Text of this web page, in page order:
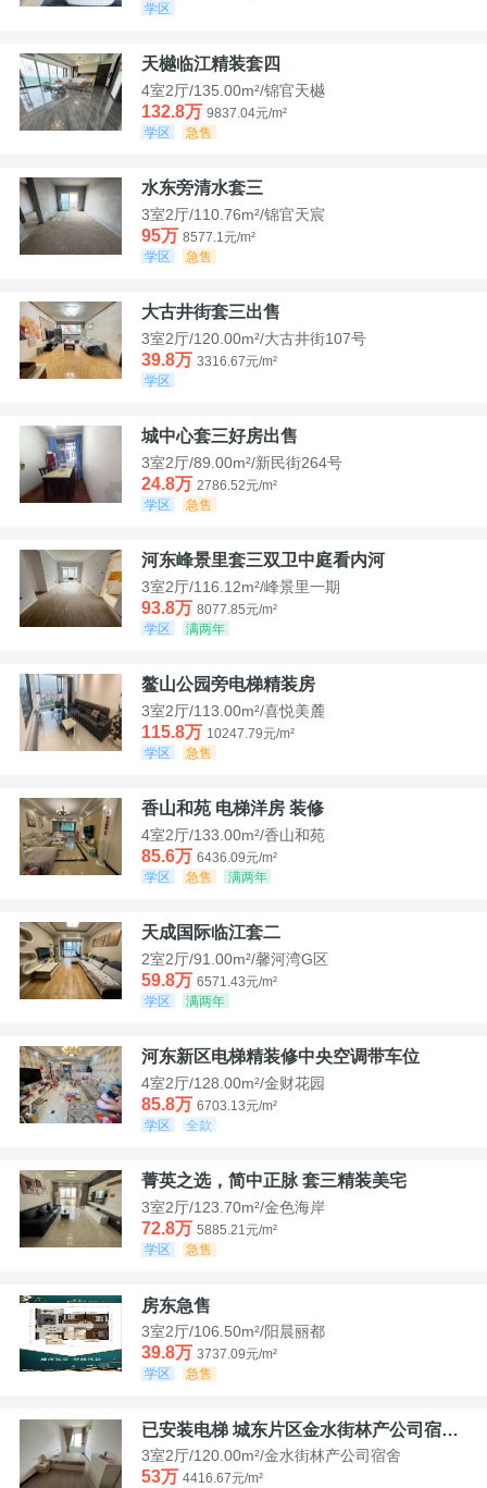
学区
天樾临江精装套四
4室2厅/135.00m²/锦官天樾
132.8万 9837.04元/m²
学区
急售
水东旁清水套三
3室2厅/110.76m²/锦官天宸
95万 8577.1元/m²
学区
急售
大古井街套三出售
3室2厅/120.00m²/大古井街107号
39.8万 3316.67元/m²
学区
城中心套三好房出售
3室2厅/89.00m²/新民街264号
24.8万 2786.52元/m²
学区
急售
河东峰景里套三双卫中庭看内河
3室2厅/116.12m²/峰景里一期
93.8万 8077.85元/m²
学区
满两年
鳌山公园旁电梯精装房
3室2厅/113.00m²/喜悦美麓
115.8万 10247.79元/m²
学区
急售
香山和苑 电梯洋房 装修
4室2厅/133.00m²/香山和苑
85.6万 6436.09元/m²
学区
急售 满两年
天成国际临江套二
2室2厅/91.00m²/馨河湾G区
59.8万 6571.43元/m²
学区
满两年
河东新区电梯精装修中央空调带车位
4室2厅/128.00m²/金财花园
85.8万 6703.13元/m²
学区
全款
菁英之选，简中正脉 套三精装美宅
3室2厅/123.70m²/金色海岸
72.8万 5885.21元/m²
学区
急售
房东急售
3室2厅/106.50m²/阳晨丽都
39.8万 3737.09元/m²
学区
急售
已安装电梯 城东片区金水街林产公司宿舍套三可看江景
3室2厅/120.00m²/金水街林产公司宿舍
53万 4416.67元/m²